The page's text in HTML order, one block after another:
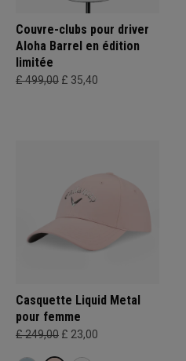
Couvre-clubs pour driver
Aloha Barrel en édition
limitée
£ 499,00 £ 35,40
Casquette Liquid Metal
pour femme
£ 249,00 £ 23,00